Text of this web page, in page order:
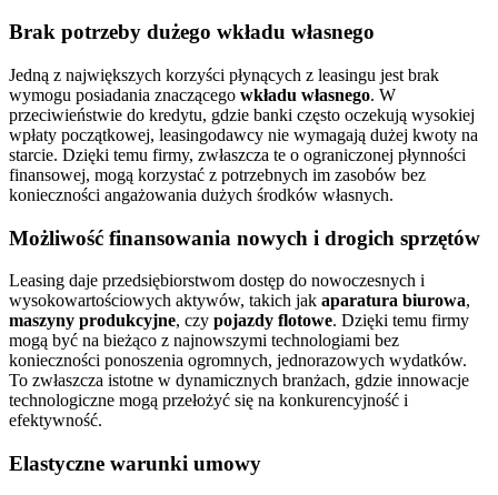
Brak potrzeby dużego wkładu własnego
Jedną z największych korzyści płynących z leasingu jest brak
wymogu posiadania znaczącego wkładu własnego. W
przeciwieństwie do kredytu, gdzie banki często oczekują wysokiej
wpłaty początkowej, leasingodawcy nie wymagają dużej kwoty na
starcie. Dzięki temu firmy, zwłaszcza te o ograniczonej płynności
finansowej, mogą korzystać z potrzebnych im zasobów bez
konieczności angażowania dużych środków własnych.
Możliwość finansowania nowych i drogich sprzętów
Leasing daje przedsiębiorstwom dostęp do nowoczesnych i
wysokowartościowych aktywów, takich jak aparatura biurowa,
maszyny produkcyjne, czy pojazdy flotowe. Dzięki temu firmy
mogą być na bieżąco z najnowszymi technologiami bez
konieczności ponoszenia ogromnych, jednorazowych wydatków.
To zwłaszcza istotne w dynamicznych branżach, gdzie innowacje
technologiczne mogą przełożyć się na konkurencyjność i
efektywność.
Elastyczne warunki umowy